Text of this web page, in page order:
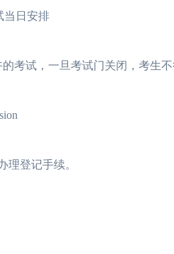
日安排
试，一旦考试门关闭，考生不
登记手续。